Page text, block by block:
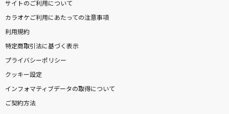
Taking Off
ONE OK ROCK
mix juiceのいうとおり
UNISON SQUARE GARDEN
サイトのご利用について
カラオケご利用にあたっての注意事項
利用規約
特定商取引法に基づく表示
プライバシーポリシー
クッキー設定
インフォマティブデータの取得について
ご契約方法